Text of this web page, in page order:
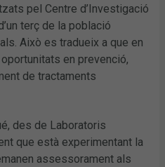
pel Centre d’Investigació
terç de la població
Això es tradueix a que en
en prevenció,
de tractaments
des de Laboratoris
que està experimentant la
assessorament als